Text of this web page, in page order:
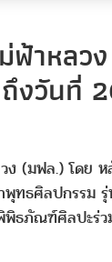
ฟ้าหล
งวันที่
(มฟล.) โดย ห
พุทธศิลปกรร
ธภัณฑ์ศิลปะร่ว